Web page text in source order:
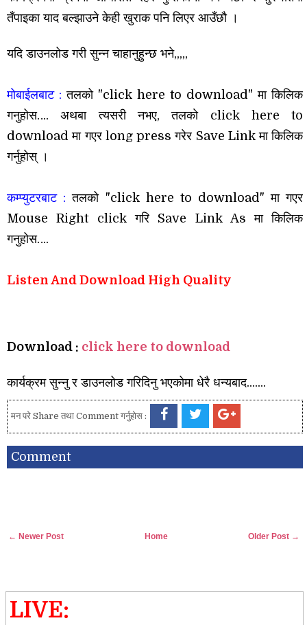
तँपाइका याद बल्झाउने केही खुराक पनि लिएर आउँछौ ।
यदि डाउनलोड गरी सुन्न चाहानुहुन्छ भने,,,,,
माेबाईलबाट : तलको "click here to download" मा किलिक
गनुहोस…. अथबा त्यसरी नभए, तलकाे click here to
download मा गएर long press गरेर Save Link मा किलिक
गर्नुहाेस् ।
कम्प्युटरबाट : तलको "click here to download" मा गएर
Mouse Right click गरि Save Link As माकिलिक
गनुहोस….
Listen And Download High Quality
Download : click here to download
कार्यक्रम सुन्नु र डाउनलोड गरिदिनु भएकोमा धेरै धन्यबाद.......
मन परे Share तथा Comment गर्नुहोस :
Comment
← Newer Post Older Post →
Home
LIVE: